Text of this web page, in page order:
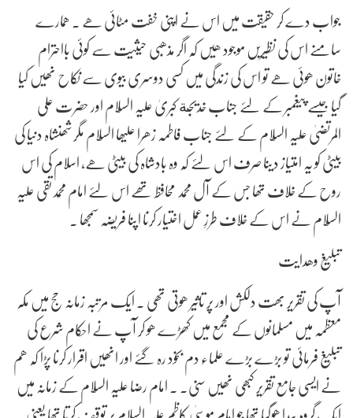
جواب دے کر حقیقت میں اس نے اپنی خفت مٹائی ھے . ھمارے
سامنے اس کی نظیریں موجود ھیں کہ اگر مذھبی حیثیت سے کوئی بااحترام
خاتون ھوئی ھے تو اس کی زندگی میں کسی دوسری بیوی سے نکاح نھیں کیا
گیا جیسے پیغمبر کے لئے جناب خدیجة کبریٰ علیہ السّلام اور حضرت علی
المرتضیٰ علیہ السّلام کے لئے جناب فاطمہ زھرا علیھا السّلام مگر شھنشاہ دنیا کی
بیٹی کو یہ امتیاز دینا صرف اس لئے کہ وہ بادشاہ کی بیٹی ھے، اسلام کی اس
روح کے خلاف تھا جس کے آل محمد محافظ تھے اس لئے امام محمدتقی علیہ
السّلام نے اس کے خلاف طرزِ عمل اختیار کرنا اپنا فریضہ سمجھا .
تبلیغ وھدایت
آپ کی تقریر بھت دلکش اور پر تاثیر ھوتی تھی . ایک مرتبہ زمانہ حج میں مکہ
معظمہ میں مسلمانوں کے مجمع میں کھڑے ھو کر آپ نے احکام شرع کی
تبلیغ فرمائی تو بڑے بڑے علماء دم بخود رہ گئے اور انھیں اقرار کرنا پڑا کہ ھم
نے ایسی جامع تقریر کبھی نھیں سنی۔ . امام رضا علیہ السّلام کے زمانہ میں